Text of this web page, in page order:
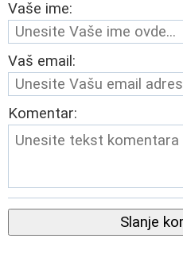
Vaše ime:
Vaš email:
Komentar:
Slanje